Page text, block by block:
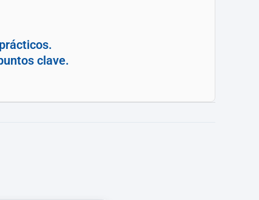
clave.